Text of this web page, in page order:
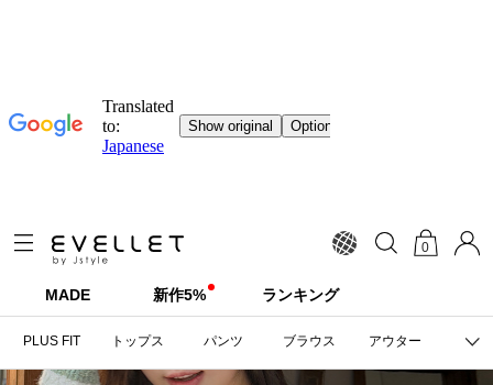
0
MADE 新作5% ランキング
PLUS FIT トップス パンツ ブラウス アウター